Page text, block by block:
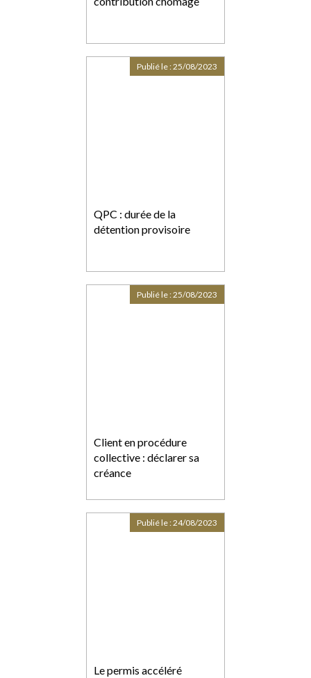
QPC : durée de la
détention provisoire
Publié le :25/08/2023
Client en procédure
collective : déclarer sa
créance
Publié le :25/08/2023
Le permis accéléré
Publié le :24/08/2023